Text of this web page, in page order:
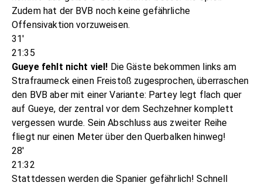
Zudem hat der BVB noch keine gefährliche
Offensivaktion vorzuweisen.
31'
21:35
Gueye fehlt nicht viel! Die Gäste bekommen links am
Strafraumeck einen Freistoß zugesprochen, überraschen
den BVB aber mit einer Variante: Partey legt flach quer
auf Gueye, der zentral vor dem Sechzehner komplett
vergessen wurde. Sein Abschluss aus zweiter Reihe
fliegt nur einen Meter über den Querbalken hinweg!
28'
21:32
Stattdessen werden die Spanier gefährlich! Schnell